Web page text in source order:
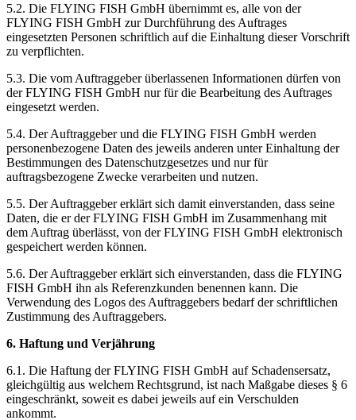
5.2. Die FLYING FISH GmbH übernimmt es, alle von der
FLYING FISH GmbH zur Durchführung des Auftrages
eingesetzten Personen schriftlich auf die Einhaltung dieser Vorschrift
zu verpflichten.
5.3. Die vom Auftraggeber überlassenen Informationen dürfen von
der FLYING FISH GmbH nur für die Bearbeitung des Auftrages
eingesetzt werden.
5.4. Der Auftraggeber und die FLYING FISH GmbH werden
personenbezogene Daten des jeweils anderen unter Einhaltung der
Bestimmungen des Datenschutzgesetzes und nur für
auftragsbezogene Zwecke verarbeiten und nutzen.
5.5. Der Auftraggeber erklärt sich damit einverstanden, dass seine
Daten, die er der FLYING FISH GmbH im Zusammenhang mit
dem Auftrag überlässt, von der FLYING FISH GmbH elektronisch
gespeichert werden können.
5.6. Der Auftraggeber erklärt sich einverstanden, dass die FLYING
FISH GmbH ihn als Referenzkunden benennen kann. Die
Verwendung des Logos des Auftraggebers bedarf der schriftlichen
Zustimmung des Auftraggebers.
6. Haftung und Verjährung
6.1. Die Haftung der FLYING FISH GmbH auf Schadensersatz,
gleichgültig aus welchem Rechtsgrund, ist nach Maßgabe dieses § 6
eingeschränkt, soweit es dabei jeweils auf ein Verschulden
ankommt.